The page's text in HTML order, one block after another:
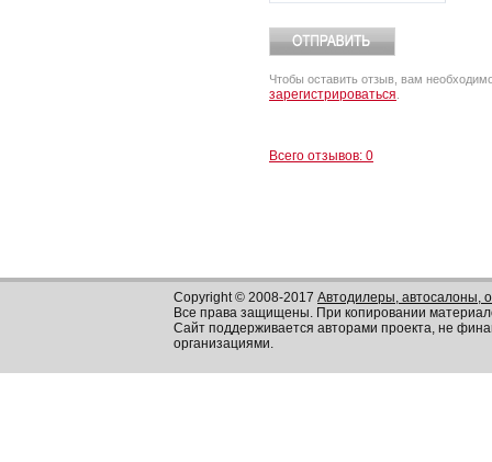
Чтобы оставить отзыв, вам
зарегистрироваться
Всего отзывов: 0
Copyright © 2008-2017 Автодилеры, автосалоны,
Все права защищены. При копировании
Сайт поддерживается авторами проекта, не
организациями.